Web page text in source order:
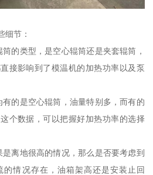
细节：
的类型，是空心辊筒还是夹套辊筒，
接影响到了模温机的加热功率以及泵
的是空心辊筒，油量特别多，而有的
个数据，可以把握好加热功率的选择
离地很高的情况，那么是否要考虑到
情况存在，油箱架高还是安装止回